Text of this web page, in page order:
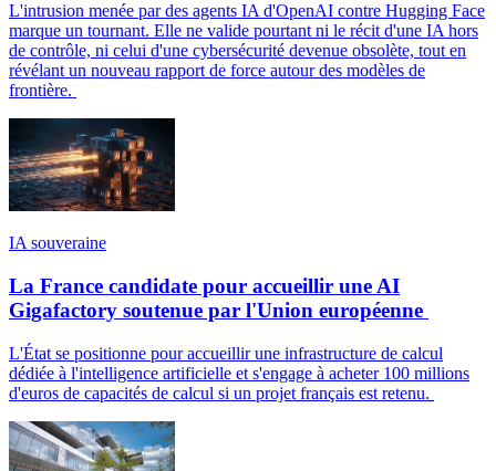
L'intrusion menée par des agents IA d'OpenAI contre Hugging Face
marque un tournant. Elle ne valide pourtant ni le récit d'une IA hors
de contrôle, ni celui d'une cybersécurité devenue obsolète, tout en
révélant un nouveau rapport de force autour des modèles de
frontière.
IA souveraine
La France candidate pour accueillir une AI
Gigafactory soutenue par l'Union européenne
L'État se positionne pour accueillir une infrastructure de calcul
dédiée à l'intelligence artificielle et s'engage à acheter 100 millions
d'euros de capacités de calcul si un projet français est retenu.